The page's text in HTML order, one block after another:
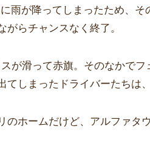
雨が降ってしまったため、そ
らチャンスなく終了。
が滑って赤旗。そのなかで
しまったドライバーたちは
ホームだけど、アルファタ